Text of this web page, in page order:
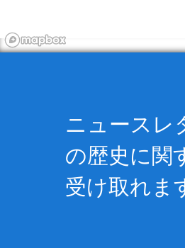
ニュースレ
の歴史に関
受け取れま